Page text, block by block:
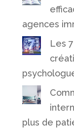
agences
Les
plus de